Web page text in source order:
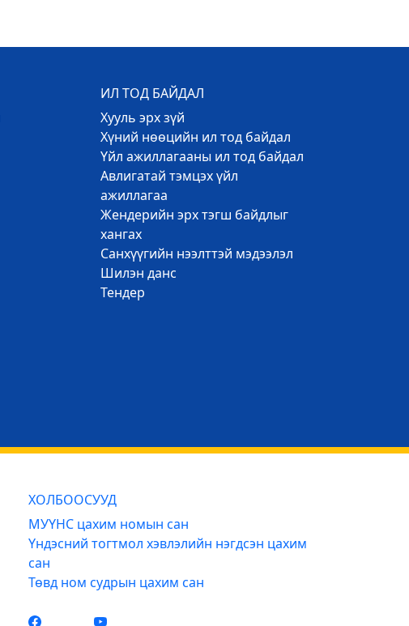
ИЛ ТОД БАЙДАЛ
Хууль эрх зүй
Хүний нөөцийн ил тод байдал
Үйл ажиллагааны ил тод байдал
Авлигатай тэмцэх үйл
ажиллагаа
Жендерийн эрх тэгш байдлыг
хангах
Санхүүгийн нээлттэй мэдээлэл
Шилэн данс
Тендер
ХОЛБООСУУД
МУҮНС цахим номын сан
Үндэсний тогтмол хэвлэлийн нэгдсэн цахим
сан
Төвд ном судрын цахим сан